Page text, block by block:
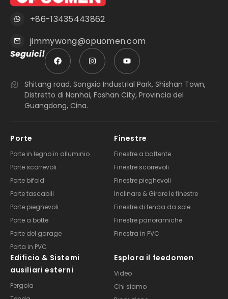
+86-13435443862
jimmywong@opuomen.com
Seguici!
Shitang road, Songxia Industrial Park, Shishan Town,
Distretto di Nanhai, Foshan City, Provincia del
Guangdong, Cina.
Porte
Porte in legno in alluminio
Porte scorrevoli
Porte bifold
Porte tascabili
Porte pieghevoli
Porte a botte
Porte del garage
Porta in PVC
Finestre
Finestre a battente
Finestre scorrevoli
Finestre pieghevoli
Inclinare & Girare le finestre
Finestre di tenda da sole
Finestre panoramiche
Finestra in PVC
Edificio & Sistemi
ausiliari esterni
Pergola
Esplora il feedomen
Video
Chi siamo